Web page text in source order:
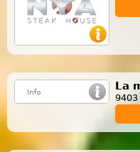
La
9403